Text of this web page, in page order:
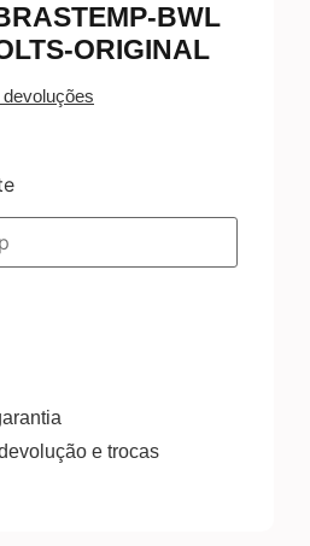
BWL
ORIGINAL
e trocas